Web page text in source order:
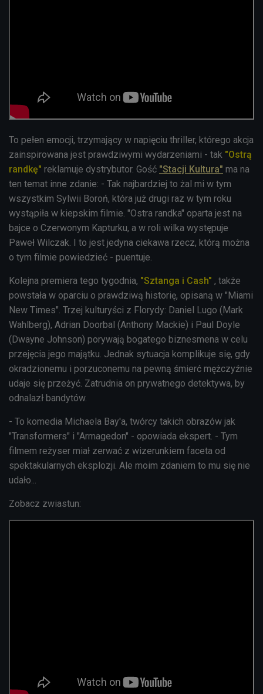
To pełen emocji, trzymający w napięciu thriller, którego akcja
zainspirowana jest prawdziwymi wydarzeniami - tak "Ostrą
randkę" reklamuje dystrybutor. Gość "Stacji Kultura" ma na
ten temat inne zdanie: - Tak najbardziej to żal mi w tym
wszystkim Sylwii Boroń, która już drugi raz w tym roku
wystąpiła w kiepskim filmie. "Ostra randka" oparta jest na
bajce o Czerwonym Kapturku, a w roli wilka występuje
Paweł Wilczak. I to jest jedyna ciekawa rzecz, którą można
o tym filmie powiedzieć - puentuje.
Kolejna premiera tego tygodnia, "Sztanga i Cash" , także
powstała w oparciu o prawdziwą historię, opisaną w "Miami
New Times". Trzej kulturyści z Florydy: Daniel Lugo (Mark
Wahlberg), Adrian Doorbal (Anthony Mackie) i Paul Doyle
(Dwayne Johnson) porywają bogatego biznesmena w celu
przejęcia jego majątku. Jednak sytuacja komplikuje się, gdy
okradzionemu i porzuconemu na pewną śmierć mężczyźnie
udaje się przeżyć. Zatrudnia on prywatnego detektywa, by
odnalazł bandytów.
- To komedia Michaela Bay'a, twórcy takich obrazów jak
"Transformers" i "Armagedon" - opowiada ekspert. - Tym
filmem reżyser miał zerwać z wizerunkiem faceta od
spektakularnych eksplozji. Ale moim zdaniem to mu się nie
udało...
Zobacz zwiastun: